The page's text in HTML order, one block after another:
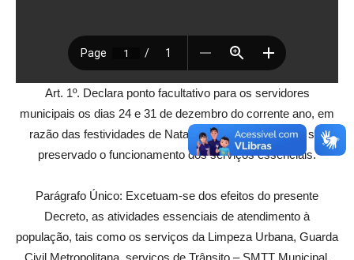
Art. 1º. Declara ponto facultativo para os servidores
municipais os dias 24 e 31 de dezembro do corrente ano, em
razão das festividades de Natal e Ano Novo, devendo ser
preservado o funcionamento dos serviços essenciais.
Parágrafo Único: Excetuam-se dos efeitos do presente
Decreto, as atividades essenciais de atendimento à
população, tais como os serviços da Limpeza Urbana, Guarda